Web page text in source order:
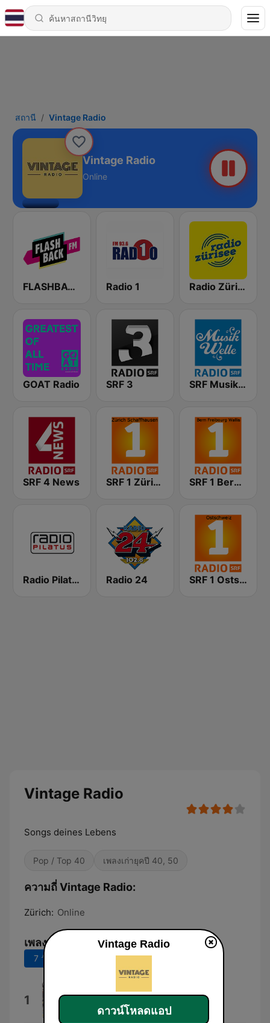
สถานี Vintage Radio
Vintage Radio
Online
FLASHBACK FM Radio 1 Radio Zürisee
GOAT Radio SRF 3 SRF Musikwelle
SRF 4 News SRF 1 Zürich Schaffhausen SRF 1 Bern Freibourg Wallis
Radio Pilatus Radio 24 SRF 1 Ostschweiz
Vintage Radio
Songs deines Lebens
Pop / Top 40 เพลงเก่ายุคปี 40, 50
ความถี่ Vintage Radio:
Zürich: Online
เพลงยอดนิยม
7 วันที่ผ่านมา 30 วันที่ผ่านมา
1 Out of Touch
Daryl Hall & John Oates
Vintage Radio
ดาวน์โหลดแอป